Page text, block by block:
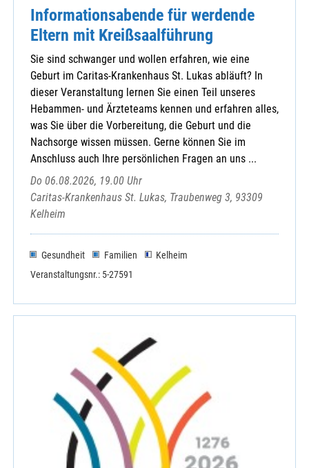
Informationsabende für werdende
Eltern mit Kreißsaalführung
Sie sind schwanger und wollen erfahren, wie eine
Geburt im Caritas-Krankenhaus St. Lukas abläuft? In
dieser Veranstaltung lernen Sie einen Teil unseres
Hebammen- und Ärzteteams kennen und erfahren alles,
was Sie über die Vorbereitung, die Geburt und die
Nachsorge wissen müssen. Gerne können Sie im
Anschluss auch Ihre persönlichen Fragen an uns ...
Do 06.08.2026, 19.00 Uhr
Caritas-Krankenhaus St. Lukas, Traubenweg 3, 93309
Kelheim
Gesundheit Familien
Kelheim
Veranstaltungsnr.: 5-27591